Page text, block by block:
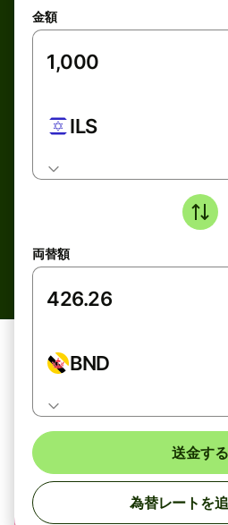
金額
ILS
両替額
BND
送金する
為替レートを